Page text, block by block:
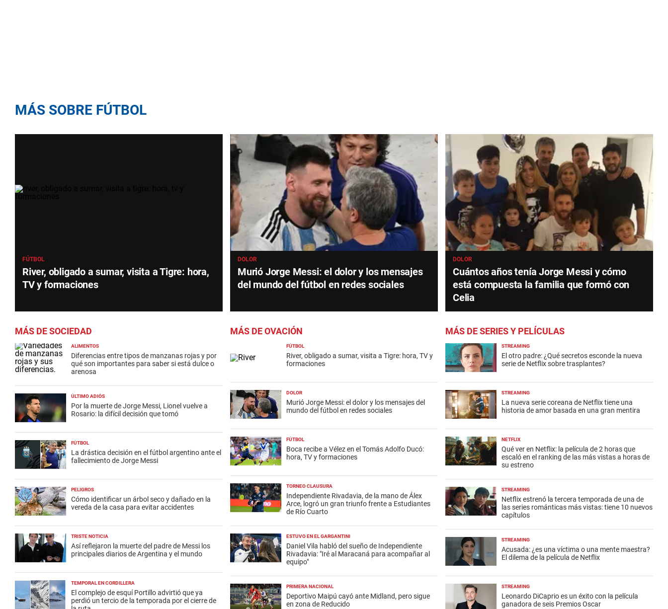
MÁS SOBRE FÚTBOL
FÚTBOL
River, obligado a sumar, visita a Tigre: hora,
TV y formaciones
DOLOR
Murió Jorge Messi: el dolor y los mensajes
del mundo del fútbol en redes sociales
DOLOR
Cuántos años tenía Jorge Messi y cómo
está compuesta la familia que formó con
Celia
MÁS DE SOCIEDAD
ALIMENTOS
Diferencias entre tipos de manzanas rojas y por
qué son importantes para saber si está dulce o
arenosa
ÚLTIMO ADIÓS
Por la muerte de Jorge Messi, Lionel vuelve a
Rosario: la difícil decisión que tomó
FÚTBOL
La drástica decisión en el fútbol argentino ante el
fallecimiento de Jorge Messi
PELIGROS
Cómo identificar un árbol seco y dañado en la
vereda de la casa para evitar accidentes
TRISTE NOTICIA
Así reflejaron la muerte del padre de Messi los
principales diarios de Argentina y el mundo
TEMPORAL EN CORDILLERA
El complejo de esquí Portillo advirtió que ya
perdió un tercio de la temporada por el cierre de
MÁS DE OVACIÓN
FÚTBOL
River, obligado a sumar, visita a Tigre: hora, TV y
formaciones
DOLOR
Murió Jorge Messi: el dolor y los mensajes del
mundo del fútbol en redes sociales
FÚTBOL
Boca recibe a Vélez en el Tomás Adolfo Ducó:
hora, TV y formaciones
TORNEO CLAUSURA
Independiente Rivadavia, de la mano de Álex
Arce, logró un gran triunfo frente a Estudiantes
de Río Cuarto
ESTUVO EN EL GARGANTINI
Daniel Vila habló del sueño de Independiente
Rivadavia: "Iré al Maracaná para acompañar al
equipo"
PRIMERA NACIONAL
Deportivo Maipú cayó ante Midland, pero sigue
en zona de Reducido
MÁS DE SERIES Y PELÍCULAS
STREAMING
El otro padre: ¿Qué secretos esconde la nueva
serie de Netflix sobre trasplantes?
STREAMING
La nueva serie coreana de Netflix tiene una
historia de amor basada en una gran mentira
NETFLIX
Qué ver en Netflix: la película de 2 horas que
escaló en el ranking de las más vistas a horas de
su estreno
STREAMING
Netflix estrenó la tercera temporada de una de
las series románticas más vistas: tiene 10 nuevos
capítulos
STREAMING
Acusada: ¿es una víctima o una mente maestra?
El dilema de la película de Netflix
STREAMING
Leonardo DiCaprio es un éxito con la película
ganadora de seis Premios Oscar